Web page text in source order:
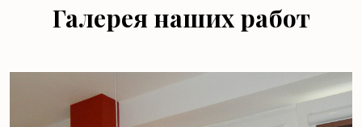
Галерея наших работ